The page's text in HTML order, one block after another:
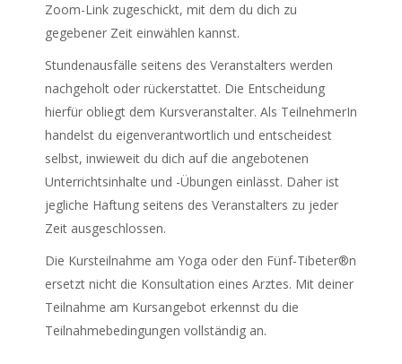
Zoom-Link zugeschickt, mit dem du dich zu
gegebener Zeit einwählen kannst.
Stundenausfälle seitens des Veranstalters werden
nachgeholt oder rückerstattet. Die Entscheidung
hierfür obliegt dem Kursveranstalter. Als TeilnehmerIn
handelst du eigenverantwortlich und entscheidest
selbst, inwieweit du dich auf die angebotenen
Unterrichtsinhalte und -Übungen einlässt. Daher ist
jegliche Haftung seitens des Veranstalters zu jeder
Zeit ausgeschlossen.
Die Kursteilnahme am Yoga oder den Fünf-Tibeter®n
ersetzt nicht die Konsultation eines Arztes. Mit deiner
Teilnahme am Kursangebot erkennst du die
Teilnahmebedingungen vollständig an.